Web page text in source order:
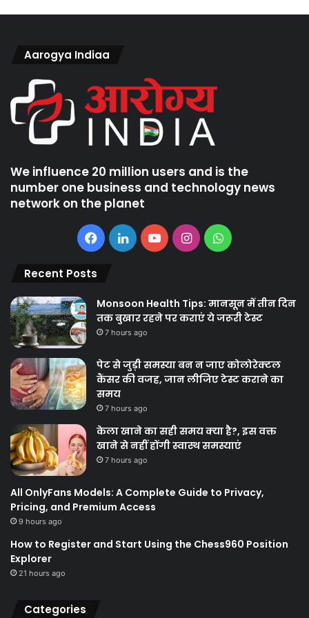
Aarogya Indiaa
We influence 20 million users and is the
number one business and technology news
network on the planet
Facebook
LinkedInYouTubeInstagramWhatsApp
Recent Posts
Monsoon Health Tips: मानसून में तीन दिन
तक बुखार रहने पर कराएं ये जरूरी टेस्ट
7 hours ago
पेट से जुड़ी समस्या बन न जाए कोलोरेक्टल
कैंसर की वजह, जान लीजिए टेस्ट कराने का
समय
7 hours ago
केला खाने का सही समय क्‍या है?, इस वक्त
खाने से नहीं होंगी स्वास्थ समस्याएं
7 hours ago
All OnlyFans Models: A Complete Guide to Privacy,
Pricing, and Premium Access
9 hours ago
How to Register and Start Using the Chess960 Position
Explorer
21 hours ago
Categories